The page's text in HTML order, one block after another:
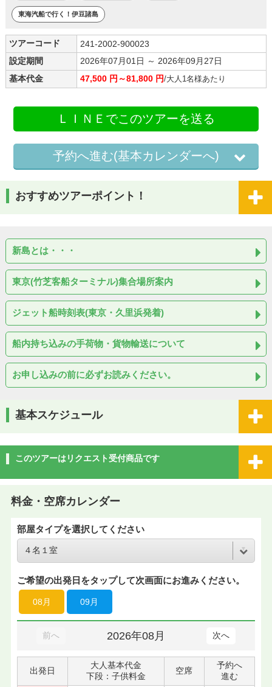
東海汽船で行く！伊豆諸島
ツアーコード
241-2002-900023
設定期間
2026年07月01日 ～ 2026年09月27日
基本代金
47,500 円～81,800 円/大人1名様あたり
ＬＩＮＥでこのツアーを送る
予約へ進む(基本カレンダーへ)
おすすめツアーポイント！
新島とは・・・
東京(竹芝客船ターミナル)集合場所案内
ジェット船時刻表(東京・久里浜発着)
船内持ち込みの手荷物・貨物輸送について
お申し込みの前に必ずお読みください。
基本スケジュール
このツアーはリクエスト受付商品です
料金・空席カレンダー
部屋タイプを選択してください
ご希望の出発日をタップして次画面にお進みください。
08月 09月
前へ 2026年08月 次へ
出発日
大人基本代金
下段：子供料金
空席
予約へ
進む